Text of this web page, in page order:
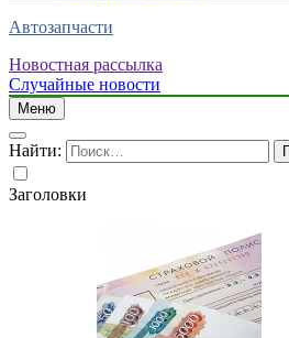
Автозапчасти
Новостная рассылка
Случайные новости
Меню
Найти:
Заголовки